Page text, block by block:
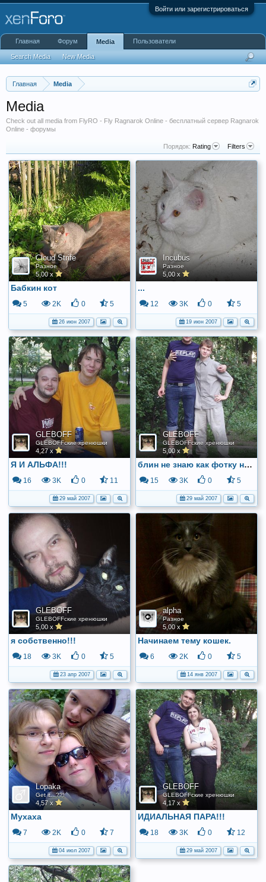
Войти или зарегистрироваться
Главная Media
Media
Check out all media from FlyRO - Fly Ragnarok Online - бесплатный сервер Ragnarok
Online - форумы
Порядок: Rating Filters
Cloud Strife
Разное
5,00 x
Бабкин кот
5 2K 0 5
26 июн 2007
Inсubus
Разное
5,00 x
...
12 3K 0 5
19 июн 2007
GLEBOFF
GLEBOFFские хренюшки
4,27 x
Я И АЛЬФА!!!
16 3K 0 11
29 май 2007
GLEBOFF
GLEBOFFские хренюшки
5,00 x
блин не знаю как фотку назвать!
15 3K 0 5
29 май 2007
GLEBOFF
GLEBOFFские хренюшки
5,00 x
я собственно!!!
18 3K 0 5
23 апр 2007
alpha
Разное
5,00 x
Начинаем тему кошек.
6 2K 0 5
14 янв 2007
Lopaka
Get it...??!
4,57 x
Мухаха
7 2K 0 7
04 июл 2007
GLEBOFF
GLEBOFFские хренюшки
4,17 x
ИДИАЛЬНАЯ ПАРА!!!
18 3K 0 12
29 май 2007
Главная Форум Media
Search Media New Media
Пользователи